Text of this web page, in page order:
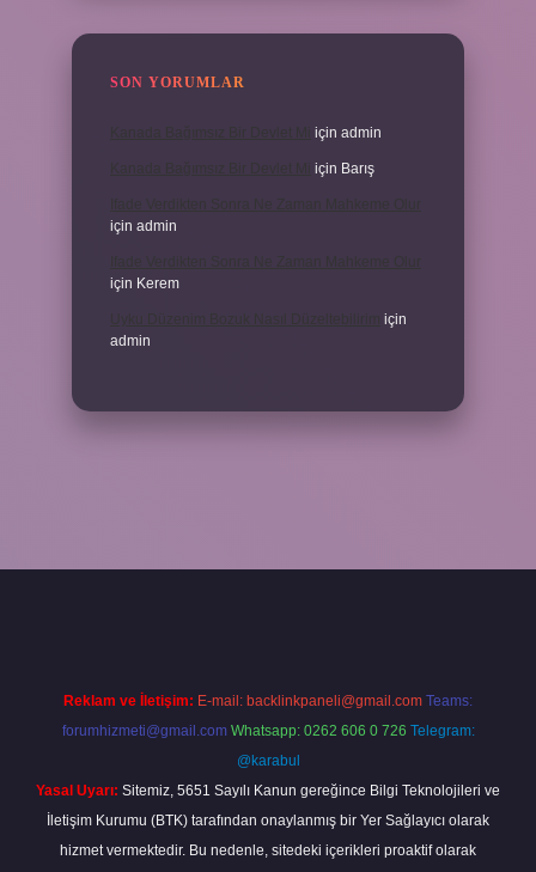
SON YORUMLAR
için admin
için Barış
için admin
için Kerem
için
admin
Reklam ve İletişim: E-mail: backlinkpaneli@gmail.com Teams:
forumhizmeti@gmail.com Whatsapp: 0262 606 0 726 Telegram:
@karabul
Yasal Uyarı: Sitemiz, 5651 Sayılı Kanun gereğince Bilgi Teknolojileri ve
İletişim Kurumu (BTK) tarafından onaylanmış bir Yer Sağlayıcı olarak
hizmet vermektedir. Bu nedenle, sitedeki içerikleri proaktif olarak